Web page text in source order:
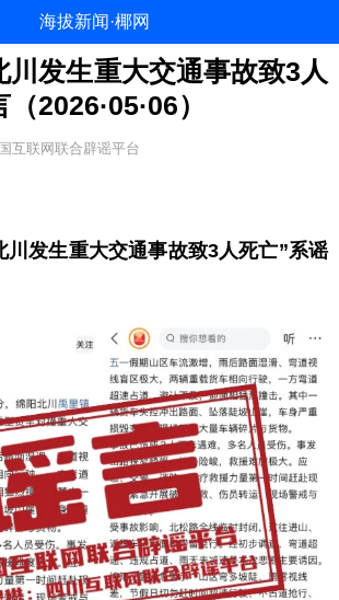
海拔新闻·椰网
川发生重大交通事故致3人
2026·05·06）
互联网联合辟谣平台
川发生重大交通事故致3人死亡”系谣